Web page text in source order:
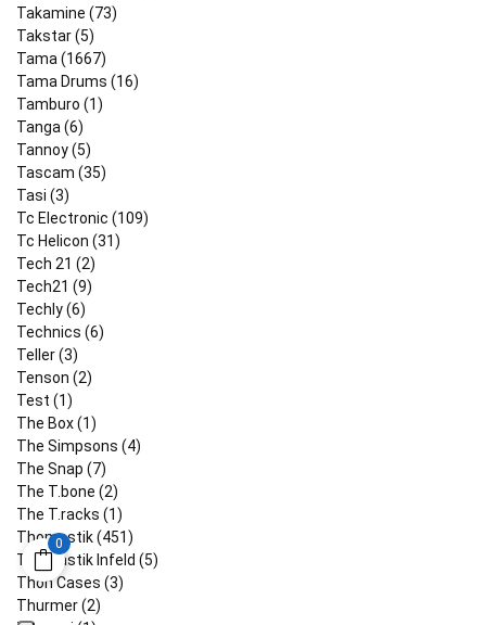
Takamine (73)
Takstar (5)
Tama (1667)
Tama Drums (16)
Tamburo (1)
Tanga (6)
Tannoy (5)
Tascam (35)
Tasi (3)
Tc Electronic (109)
Tc Helicon (31)
Tech 21 (2)
Tech21 (9)
Techly (6)
Technics (6)
Teller (3)
Tenson (2)
Test (1)
The Box (1)
The Simpsons (4)
The Snap (7)
The T.bone (2)
The T.racks (1)
Thomastik (451)
Thomastik Infeld (5)
Thon Cases (3)
Thurmer (2)
0